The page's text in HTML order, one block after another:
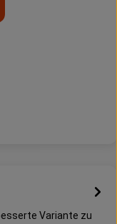
Variante zu